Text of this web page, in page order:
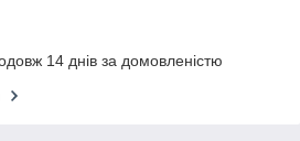
14 днів за домовленістю